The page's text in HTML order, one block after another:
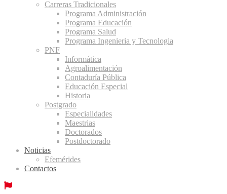
Carreras Tradicionales
Programa Administración
Programa Educación
Programa Salud
Programa Ingenieria y Tecnologia
PNF
Informática
Agroalimentación
Contaduría Pública
Educación Especial
Historia
Postgrado
Especialidades
Maestrias
Doctorados
Postdoctorado
Noticias
Efemérides
Contactos